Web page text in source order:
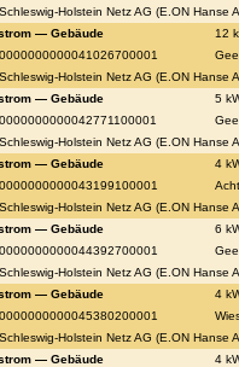
Holstein Netz AG (E.ON Hanse
— Gebäude
12
Holstein Netz AG (E.ON Hanse
— Gebäude
5
Holstein Netz AG (E.ON Hanse
— Gebäude
4
Holstein Netz AG (E.ON Hanse
— Gebäude
6
Holstein Netz AG (E.ON Hanse
— Gebäude
4
Holstein Netz AG (E.ON Hanse
— Gebäude
4